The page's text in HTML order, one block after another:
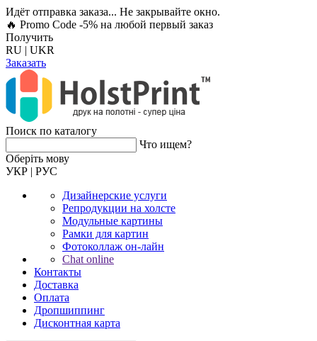
Идёт отправка заказа... Не закрывайте окно.
🔥 Promo Code -5% на любой первый заказ
Получить
RU | UKR
Заказать
Поиск по каталогу
Что ищем?
Оберiть мову
УКР | РУС
Дизайнерские услуги
Репродукции на холсте
Модульные картины
Рамки для картин
Фотоколлаж он-лайн
Chat online
Контакты
Доставка
Оплата
Дропшиппинг
Дисконтная карта